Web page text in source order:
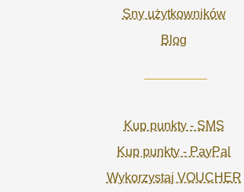
Sny użytkowników
Blog
Kup punkty - SMS
Kup punkty - PayPal
Wykorzystaj VOUCHER